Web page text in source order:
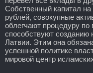
Собственный капитал
рублей, совокупные
облегчают процедуру
способствуют созданию
Латвии. Этим она
успешной политике
мировой центр